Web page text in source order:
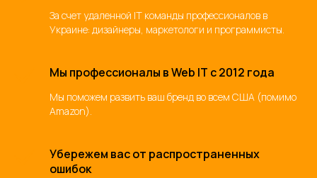
За счет удаленной IT команды профессионалов в
Украине: дизайнеры, маркетологи и программисты.
Мы профессионалы в Web IT с 2012 года
Мы поможем развить ваш бренд во всем США (помимо
Amazon).
Убережем вас от распространенных
ошибок